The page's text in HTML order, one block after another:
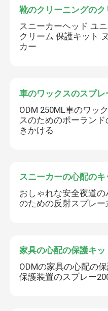
靴のクリーニングのク
スニーカーヘッド ユ
クリーム 保護キット
カー
車のワックスのスプ
ODM 250ML車のワッ
スのためのポーラン
きかける
スニーカーの心配のキ
おしゃれな安全夜道
のための反射スプレー
家具の心配の保護キッ
ODMの家具の心配の
保護装置のスプレー